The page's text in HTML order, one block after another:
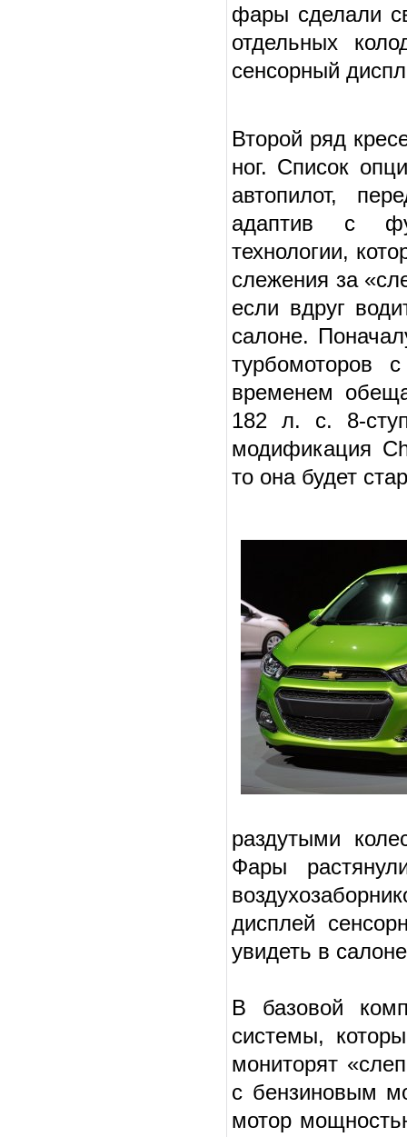
фары сделали
отдельных
сенсорный
Второй ряд
ног. Список
автопилот,
адаптив с
технологии,
слежения за
если вдруг
салоне.
временем
182 л. с. 8-
модификация
то она будет
раздутыми
Фары
дисплей
увидеть в
В базовой
системы,
мониторят
с бензиновым
мотор